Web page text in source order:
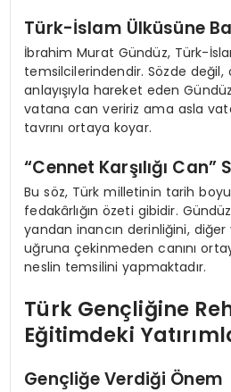
Türk-İslam Ülküsüne
İbrahim Murat Gündüz, Türk-
temsilcilerindendir. Sözde değil,
anlayışıyla hareket eden
vatana can veririz ama asla
tavrını ortaya koyar.
“Cennet Karşılığı
Bu söz, Türk milletinin tarih
fedakârlığın özeti gibidir.
yandan inancın derinliğini,
uğruna çekinmeden canını
neslin temsilini yapmaktadır.
Türk Gençliğine
Eğitimdeki
Gençliğe Verdiği Önem